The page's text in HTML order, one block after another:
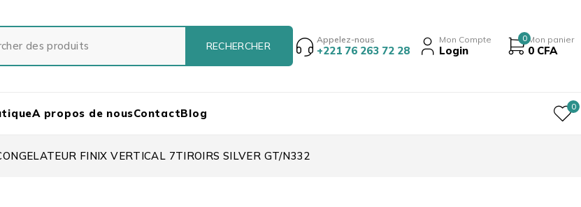
Appelez-nous
+221 76 263 72 28
Mon Compte
Login
0 Mon panier
0 CFA
A propos de nousContactBlog 0
FINIX VERTICAL 7TIROIRS SILVER GT/N332